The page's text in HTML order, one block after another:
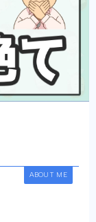
ABOUT ME